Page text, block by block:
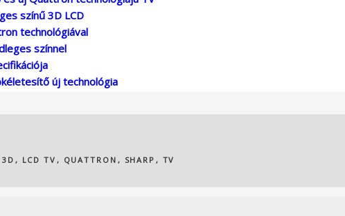
színű 3D LCD
technológiával
színnel
új technológia
, LCD TV , QUATTRON , SHARP , TV